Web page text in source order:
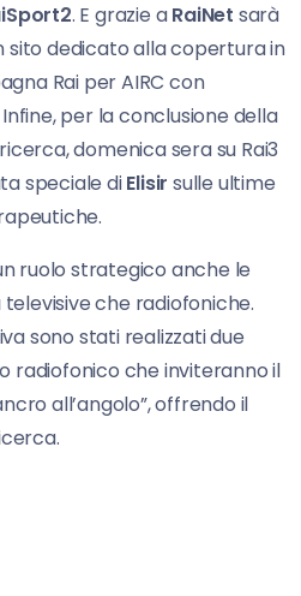
. E grazie aRaiNet sarà
sito dedicato alla copertura in
Rai per AIRC con
per la conclusione della
domenica sera su Rai3
speciale diElisir sulle ultime
ruolo strategico anche le
che radiofoniche.
sono stati realizzati due
radiofonico che inviteranno il
all’angolo”, offrendo il